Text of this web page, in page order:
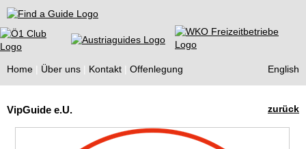
Find a Guide
Home Über uns Kontakt Offenlegung English
Guides
zurück
VipGuide e.U.